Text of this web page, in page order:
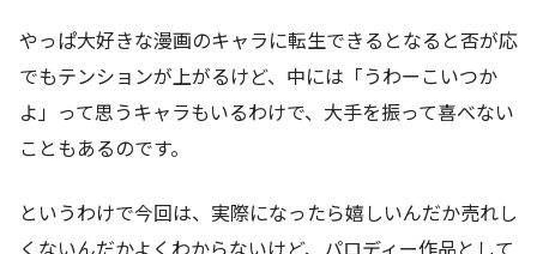
やっぱ大好きな漫画のキャラに転生できるとなると否が応
でもテンションが上がるけど、中には「うわーこいつか
よ」って思うキャラもいるわけで、大手を振って喜べない
こともあるのです。
というわけで今回は、実際になったら嬉しいんだか売れし
くないんだかよくわからないけど、パロディー作品として